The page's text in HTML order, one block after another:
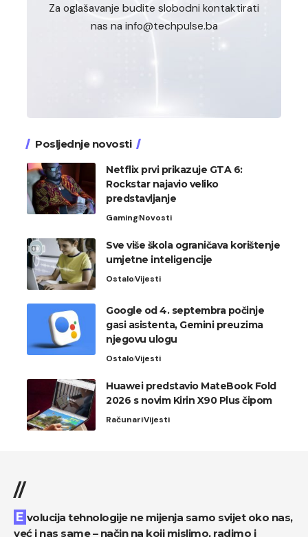
Za oglašavanje budite slobodni kontaktirati
nas na info@techpulse.ba
Posljednje novosti
Netflix prvi prikazuje GTA 6:
Rockstar najavio veliko
predstavljanje
GamingNovosti
Sve više škola ograničava korištenje
umjetne inteligencije
OstaloVijesti
Google od 4. septembra počinje
gasi asistenta, Gemini preuzima
njegovu ulogu
OstaloVijesti
Huawei predstavio MateBook Fold
2026 s novim Kirin X90 Plus čipom
RačunariVijesti
//
Evolucija tehnologije ne mijenja samo svijet oko nas,
već i nas same – način na koji mislimo, radimo i